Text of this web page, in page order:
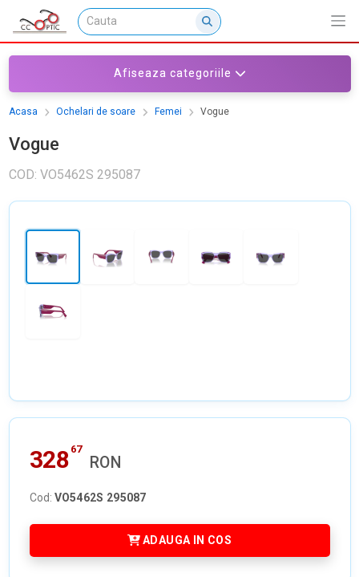
Afiseaza categoriile
Acasa Ochelari de soare Femei Vogue
Vogue
COD: VO5462S 295087
328 67
RON
Cod: VO5462S 295087
ADAUGA IN COS